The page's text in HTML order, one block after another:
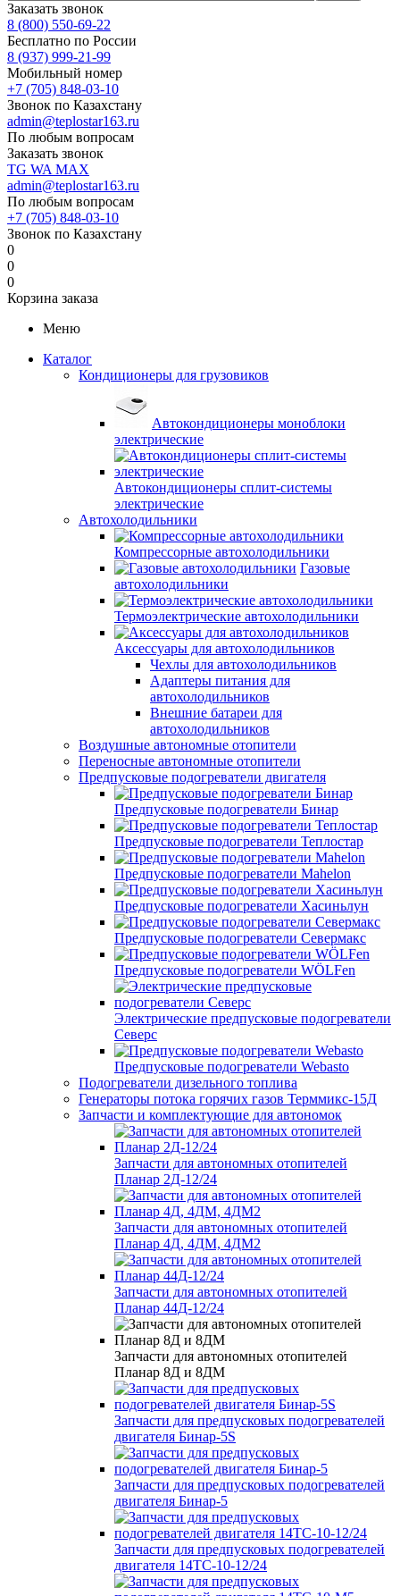
Заказать звонок
8 (800) 550-69-22
Бесплатно по России
8 (937) 999-21-99
Мобильный номер
+7 (705) 848-03-10
Звонок по Казахстану
admin@teplostar163.ru
По любым вопросам
Заказать звонок
TG WA MAX
admin@teplostar163.ru
По любым вопросам
+7 (705) 848-03-10
Звонок по Казахстану
0
0
0
Корзина заказа
Меню
Каталог
Кондиционеры для грузовиков
Автокондиционеры моноблоки
электрические
Автокондиционеры сплит-системы
электрические
Автохолодильники
Компрессорные автохолодильники
Газовые
автохолодильники
Термоэлектрические автохолодильники
Аксессуары для автохолодильников
Чехлы для автохолодильников
Адаптеры питания для
автохолодильников
Внешние батареи для
автохолодильников
Воздушные автономные отопители
Переносные автономные отопители
Предпусковые подогреватели двигателя
Предпусковые подогреватели Бинар
Предпусковые подогреватели Теплостар
Предпусковые подогреватели Mahelon
Предпусковые подогреватели Хасиньлун
Предпусковые подогреватели Севермакс
Предпусковые подогреватели WÖLFen
Электрические предпусковые подогреватели
Северс
Предпусковые подогреватели Webasto
Подогреватели дизельного топлива
Генераторы потока горячих газов Терммикс-15Д
Запчасти и комплектующие для автономок
Запчасти для автономных отопителей
Планар 2Д-12/24
Запчасти для автономных отопителей
Планар 4Д, 4ДМ, 4ДМ2
Запчасти для автономных отопителей
Планар 44Д-12/24
Запчасти для автономных отопителей
Планар 8Д и 8ДМ
Запчасти для предпусковых подогревателей
двигателя Бинар-5S
Запчасти для предпусковых подогревателей
двигателя Бинар-5
Запчасти для предпусковых подогревателей
двигателя 14ТС-10-12/24